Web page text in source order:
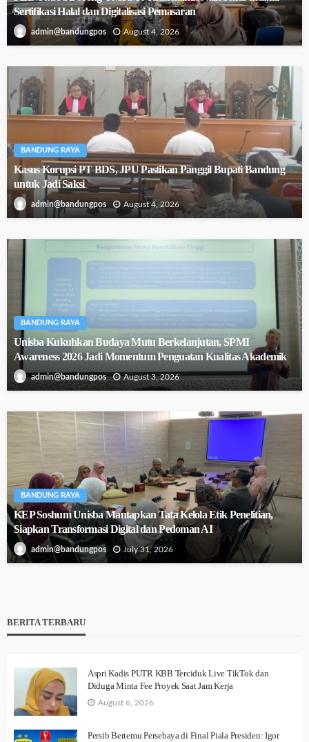
Sertifikasi Halal dan Digitalisasi Pemasaran
admin@bandungpos August 4, 2026
BANDUNG RAYA
Kasus Korupsi PT BDS, JPU Pastikan Panggil Bupati Bandung
untuk Jadi Saksi
admin@bandungpos August 4, 2026
BANDUNG RAYA
Unisba Kukuhkan Budaya Mutu Berkelanjutan, SPMI
Awareness 2026 Jadi Momentum Penguatan Kualitas Akademik
admin@bandungpos August 3, 2026
BANDUNG RAYA
KEP Soshum Unisba Mantapkan Tata Kelola Etik Penelitian,
Siapkan Transformasi Digital dan Pedoman AI
admin@bandungpos July 31, 2026
BERITA TERBARU
Aspri Kadis PUTR KBB Terciduk Live TikTok dan
Diduga Minta Fee Proyek Saat Jam Kerja
August 6, 2026
Persib Bertemu Persebaya di Final Piala Presiden: Igor